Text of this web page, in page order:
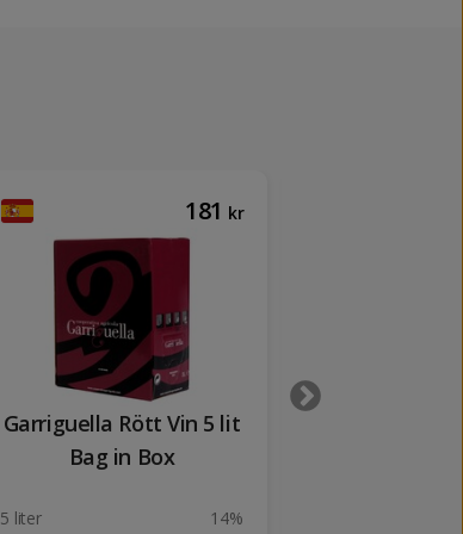
181 kr
Garriguella Rött Vin 5 lit
Bag in Box
5 liter 14%